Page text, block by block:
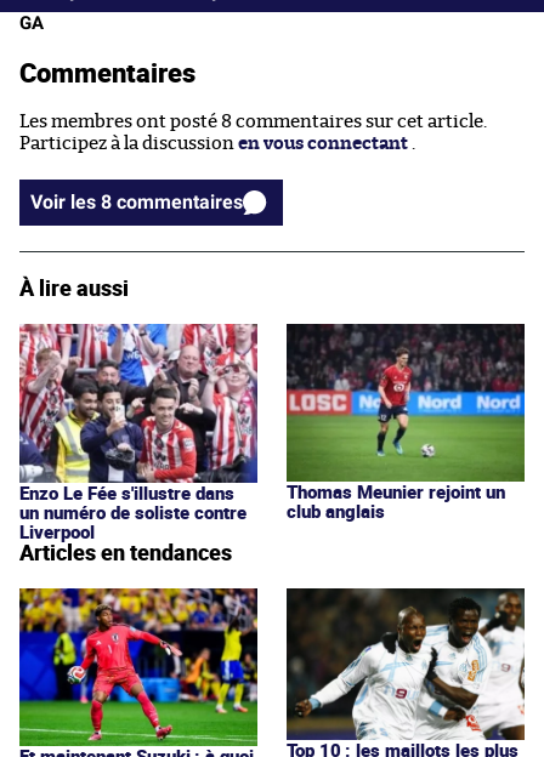
GA
Commentaires
Les membres ont posté 8 commentaires sur cet article.
Participez à la discussion en vous connectant .
Voir les 8 commentaires
À lire aussi
Enzo Le Fée s'illustre dans
un numéro de soliste contre
Liverpool
Thomas Meunier rejoint un
club anglais
Articles en tendances
Top 10 : les maillots les plus